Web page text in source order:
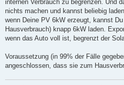
internen Verbrauch zu begrenzen. Und
nichts machen und kannst beliebig
wenn Deine PV 6kW erzeugt, kannst
Hausverbrauch) knapp 6kW laden.
wenn das Auto voll ist, begrenzt der
Voraussetzung (in 99% der Fälle
angeschlossen, dass sie zum